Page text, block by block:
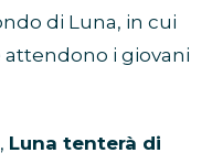
di Luna, in cui
attendono i giovani
Luna tenterà di